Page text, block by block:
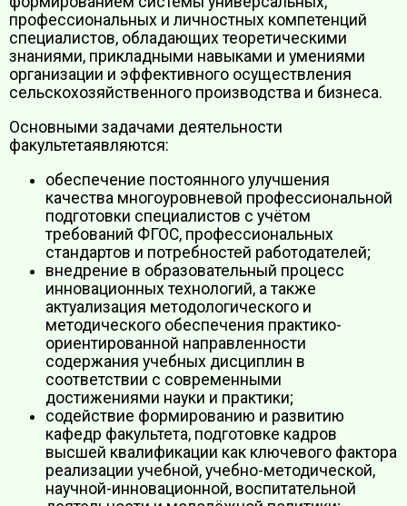
профессиональных и личностных компетенций
специалистов, обладающих теоретическими
знаниями, прикладными навыками и умениями
организации и эффективного осуществления
сельскохозяйственного производства и бизнеса.
Основными задачами деятельности
факультетаявляются:
обеспечение постоянного улучшения
качества многоуровневой профессиональной
подготовки специалистов с учётом
требований ФГОС, профессиональных
стандартов и потребностей работодателей;
внедрение в образовательный процесс
инновационных технологий, а также
актуализация методологического и
методического обеспечения практико-
ориентированной направленности
содержания учебных дисциплин в
соответствии с современными
достижениями науки и практики;
содействие формированию и развитию
кафедр факультета, подготовке кадров
высшей квалификации как ключевого фактора
реализации учебной, учебно-методической,
научной-инновационной, воспитательной